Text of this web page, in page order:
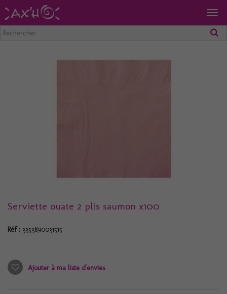
Serviette ouate 2 plis saumon x100
Réf : 3353890031515
Ajouter à ma liste d'envies